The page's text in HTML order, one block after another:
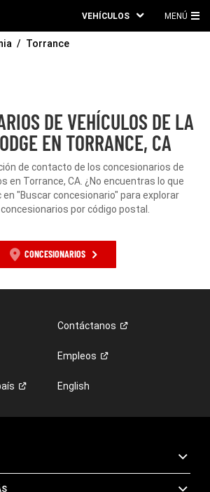
VEHÍCULOS MENÚ
Torrance
DE VEHÍCULOS DE LA
EN TORRANCE, CA
de contacto de los concesionarios de
en Torrance, CA. ¿No encuentras lo que
en "Buscar concesionario" para explorar
por código postal.
CONCESIONARIOS
Contáctanos
Empleos
English